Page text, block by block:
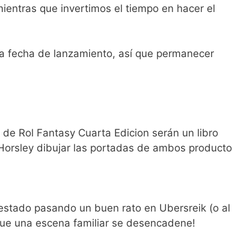
que invertimos el tiempo en hacer el
fecha de lanzamiento, así que permanecer
Rol Fantasy Cuarta Edicion serán un libro
dibujar las portadas de ambos
pasando un buen rato en Ubersreik (o al
una escena familiar se desencadene!